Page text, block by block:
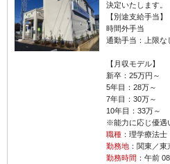
決定いたします。
【別途支給手当】
時間外手当
通勤手当：上限な
【月収モデル】
新卒：25万円～
5年目：28万～
7年目：30万～
10年目：33万～
※能力に応じ優遇
職種：理学療法士
勤務地：関東／東
勤務時間 ：午前